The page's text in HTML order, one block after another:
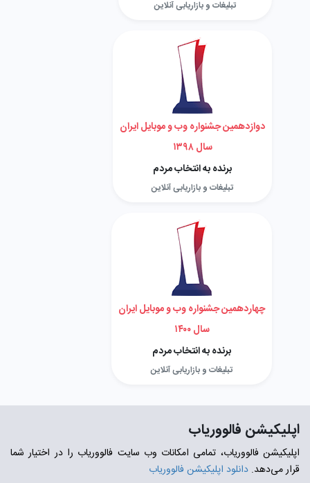
تبلیغات و بازاریابی آنلاین
دوازدهمین جشنواره وب و موبایل ایران
سال ۱۳۹۸
برنده به انتخاب مردم
تبلیغات و بازاریابی آنلاین
چهاردهمین جشنواره وب و موبایل ایران
سال ۱۴۰۰
برنده به انتخاب مردم
تبلیغات و بازاریابی آنلاین
اپلیکیشن فالووریاب
اپلیکیشن فالووریاب، تمامی امکانات وب سایت فالووریاب را در اختیار شما
قرار می‌دهد. دانلود اپلیکیشن فالووریاب